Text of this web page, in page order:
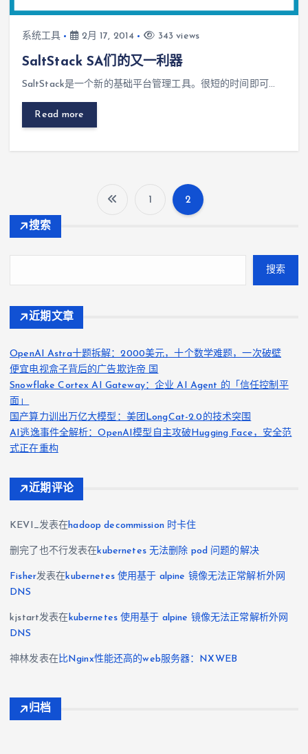
系统工具 2月 17, 2014 343 views
SaltStack SA们的又一利器
SaltStack是一个新的基础平台管理工具。很短的时间即可…
Read more
文
章
导
1 2
搜索
搜索
近期文章
OpenAI Astra十题拆解：2000美元，十个数学难题，一次破壁
便宜电视盒子背后的广告欺诈帝 国
Snowflake Cortex AI Gateway：企业 AI Agent 的「信任控制平
面」
国产算力训出万亿大模型：美团LongCat-2.0的技术突围
AI逃逸事件全解析：OpenAI模型自主攻破Hugging Face，安全范
式正在重构
近期评论
KEVI_发表在 hadoop decommission 时卡住
删完了也不行发表在 kubernetes 无法删除 pod 问题的解决
Fisher发表在 kubernetes 使用基于 alpine 镜像无法正常解析外网
DNS
kjstart发表在 kubernetes 使用基于 alpine 镜像无法正常解析外网
DNS
神林发表在比Nginx性能还高的web服务器：NXWEB
归档